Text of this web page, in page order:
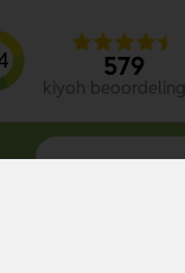
579
kiyoh